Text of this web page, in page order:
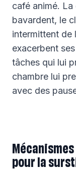
café animé.
bavardent, le
intermittent de
exacerbent
tâches qui lui
chambre lui
avec des
pour la